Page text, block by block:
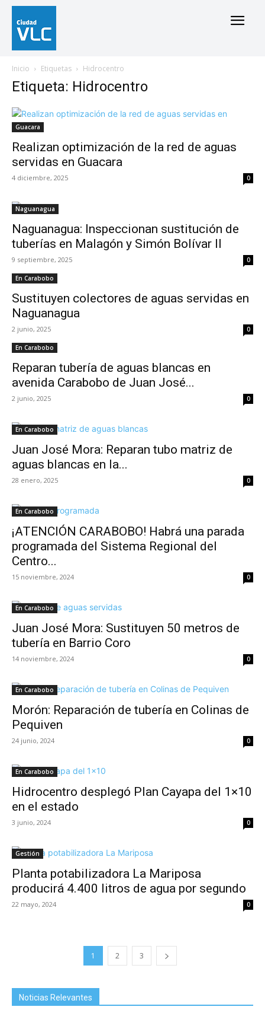
Inicio Etiquetas Hidrocentro
Etiqueta: Hidrocentro
Guacara
Realizan optimización de la red de aguas
servidas en Guacara
4 diciembre, 2025 0
Naguanagua
Naguanagua: Inspeccionan sustitución de
tuberías en Malagón y Simón Bolívar II
9 septiembre, 2025 0
En Carabobo
Sustituyen colectores de aguas servidas en
Naguanagua
2 junio, 2025 0
En Carabobo
Reparan tubería de aguas blancas en
avenida Carabobo de Juan José...
2 junio, 2025 0
En Carabobo
Juan José Mora: Reparan tubo matriz de
aguas blancas en la...
28 enero, 2025 0
En Carabobo
¡ATENCIÓN CARABOBO! Habrá una parada
programada del Sistema Regional del
Centro...
15 noviembre, 2024 0
En Carabobo
Juan José Mora: Sustituyen 50 metros de
tubería en Barrio Coro
14 noviembre, 2024 0
En Carabobo
Morón: Reparación de tubería en Colinas de
Pequiven
24 junio, 2024 0
En Carabobo
Hidrocentro desplegó Plan Cayapa del 1×10
en el estado
3 junio, 2024 0
Gestión
Planta potabilizadora La Mariposa
producirá 4.400 litros de agua por segundo
22 mayo, 2024 0
1 2 3
Noticias Relevantes